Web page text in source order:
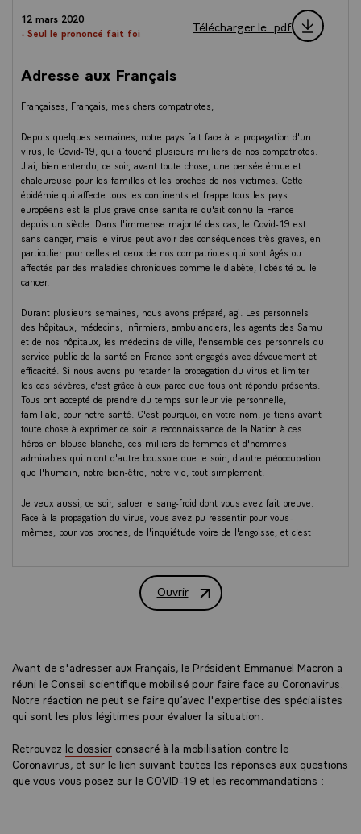
12 mars 2020
- Seul le prononcé fait foi
Télécharger le .pdf
Adresse aux Français
Françaises, Français, mes chers compatriotes,
Depuis quelques semaines, notre pays fait face à la propagation d'un
virus, le Covid-19, qui a touché plusieurs milliers de nos compatriotes.
J'ai, bien entendu, ce soir, avant toute chose, une pensée émue et
chaleureuse pour les familles et les proches de nos victimes. Cette
épidémie qui affecte tous les continents et frappe tous les pays
européens est la plus grave crise sanitaire qu'ait connu la France
depuis un siècle. Dans l'immense majorité des cas, le Covid-19 est
sans danger, mais le virus peut avoir des conséquences très graves, en
particulier pour celles et ceux de nos compatriotes qui sont âgés ou
affectés par des maladies chroniques comme le diabète, l'obésité ou le
cancer.
Durant plusieurs semaines, nous avons préparé, agi. Les personnels
des hôpitaux, médecins, infirmiers, ambulanciers, les agents des Samu
et de nos hôpitaux, les médecins de ville, l'ensemble des personnels du
service public de la santé en France sont engagés avec dévouement et
efficacité. Si nous avons pu retarder la propagation du virus et limiter
les cas sévères, c'est grâce à eux parce que tous ont répondu présents.
Tous ont accepté de prendre du temps sur leur vie personnelle,
familiale, pour notre santé. C'est pourquoi, en votre nom, je tiens avant
toute chose à exprimer ce soir la reconnaissance de la Nation à ces
héros en blouse blanche, ces milliers de femmes et d'hommes
admirables qui n'ont d'autre boussole que le soin, d'autre préoccupation
que l'humain, notre bien-être, notre vie, tout simplement.
Je veux aussi, ce soir, saluer le sang-froid dont vous avez fait preuve.
Face à la propagation du virus, vous avez pu ressentir pour vous-
mêmes, pour vos proches, de l'inquiétude voire de l'angoisse, et c'est
la diffusion du virus et ainsi permis à nos hôpitaux et nos soignants de
mieux se préparer. C'est cela, une grande Nation. Des femmes et des
hommes capables de placer l'intérêt collectif au-dessus de tout, une
Cependant, mes chers compatriotes, je veux vous le dire ce soir avec
beaucoup de gravité, de lucidité mais aussi la volonté collective que
nous adoptions la bonne organisation, nous ne sommes qu'au début de
cette épidémie. Partout en Europe, elle s'accélère, elle s'intensifie. Face
à cela, la priorité absolue pour notre Nation sera notre santé. Je ne
Un principe nous guide pour définir nos actions, il nous guide depuis le
début pour anticiper cette crise puis pour la gérer depuis plusieurs
Ouvrir
Adresse aux Français
Avant de s'adresser aux Français, le Président Emmanuel Macron a
réuni le Conseil scientifique mobilisé pour faire face au Coronavirus.
Notre réaction ne peut se faire qu’avec l'expertise des spécialistes
qui sont les plus légitimes pour évaluer la situation.
Retrouvez le dossier consacré à la mobilisation contre le
Coronavirus, et sur le lien suivant toutes les réponses aux questions
que vous vous posez sur le COVID-19 et les recommandations :